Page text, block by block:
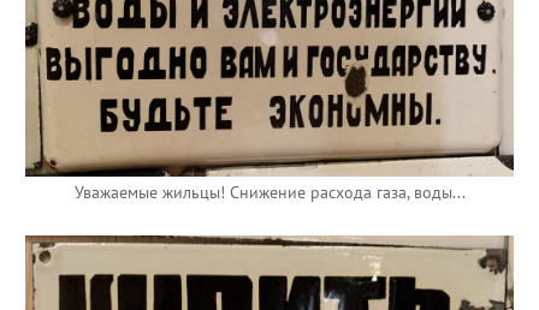
Уважаемые жильцы! Снижение расхода газа, воды...